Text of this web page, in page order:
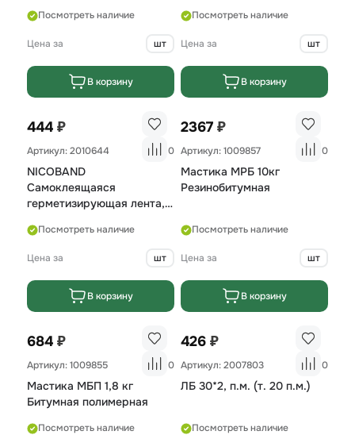
Посмотреть наличие
Цена за шт
В корзину
ширина 5 см
Посмотреть наличие
Цена за шт
В корзину
444 ₽
Артикул: 2010644 0
NICOBAND
Самоклеящаяся
герметизирующая лента,
Посмотреть наличие
Цена за шт
В корзину
2367 ₽
Артикул: 1009857 0
Мастика МРБ 10кг
Резинобитумная
Посмотреть наличие
Цена за шт
В корзину
684 ₽
Артикул: 1009855 0
Мастика МБП 1,8 кг
Битумная полимерная
Посмотреть наличие
426 ₽
Артикул: 2007803 0
ЛБ 30*2, п.м. (т. 20 п.м.)
Посмотреть наличие